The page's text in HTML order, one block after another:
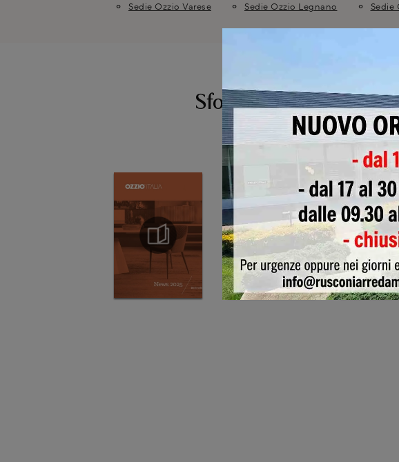
Sedie Ozzio Varese Sedie Ozzio Legnano Sedie
Sfoglia i cataloghi